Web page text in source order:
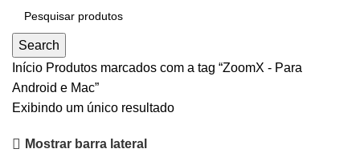
Search
Início Produtos marcados com a tag “ZoomX - Para
Android e Mac”
Exibindo um único resultado
Mostrar barra lateral